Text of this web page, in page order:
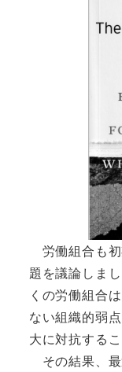
労働組合も
題を議論しま
くの労働組合
ない組織的弱
大に対抗する
その結果、最